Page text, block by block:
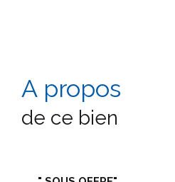
a propos
de ce bien